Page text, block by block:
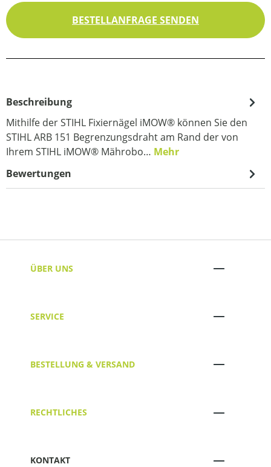
BESTELLANFRAGE SENDEN
Beschreibung
Mithilfe der STIHL Fixiernägel iMOW® können Sie den
STIHL ARB 151 Begrenzungsdraht am Rand der von
Ihrem STIHL iMOW® Mährobo… Mehr
Bewertungen
ÜBER UNS
SERVICE
BESTELLUNG & VERSAND
RECHTLICHES
KONTAKT